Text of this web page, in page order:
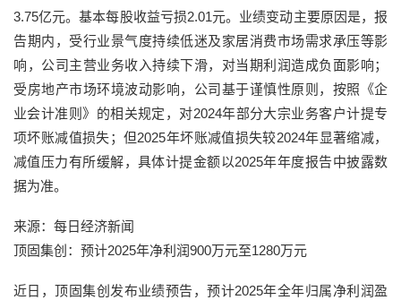
3.75亿元。基本每股收益亏损2.01元。业绩变动主要原因是，报
告期内，受行业景气度持续低迷及家居消费市场需求承压等影
响，公司主营业务收入持续下滑，对当期利润造成负面影响；
受房地产市场环境波动影响，公司基于谨慎性原则，按照《企
业会计准则》的相关规定，对2024年部分大宗业务客户计提专
项坏账减值损失；但2025年坏账减值损失较2024年显著缩减，
减值压力有所缓解，具体计提金额以2025年年度报告中披露数
据为准。
来源：每日经济新闻
顶固集创：预计2025年净利润900万元至1280万元
近日，顶固集创发布业绩预告，预计2025年全年归属净利润盈